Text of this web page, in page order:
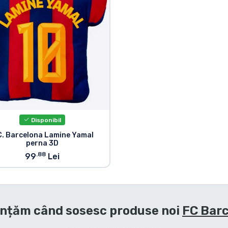
Disponibil
Barcelona Lamine Yamal
perna 3D
99.88 Lei
când sosesc produse noi FC